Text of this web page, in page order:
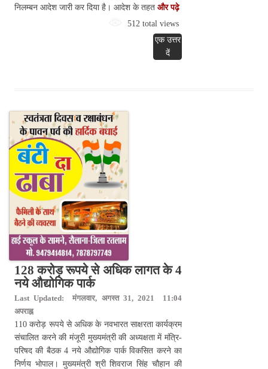
निलम्बन आदेश जारी कर दिया है। आदेश के तहत और पढ़े
512 total views
एक उत्तर
दें
128 करोड़ रूपये से अधिक लागत के 4
नये औद्योगिक पार्क
Last Updated: मंगलवार, अगस्त 31, 2021 11:04
अपराह्न
110 करोड़ रूपये से अधिक के नवभारत साक्षरता कार्यक्रम
संचालित करने की मंजूरी मुख्यमंत्री की अध्यक्षता में मंत्रि-
परिषद की बैठक 4 नये औद्योगिक पार्क विकसित करने का
निर्णय भोपाल। मुख्यमंत्री श्री शिवराज सिंह चौहान की